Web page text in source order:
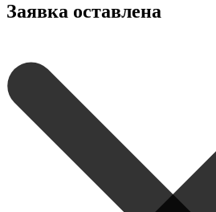
Заявка оставлена